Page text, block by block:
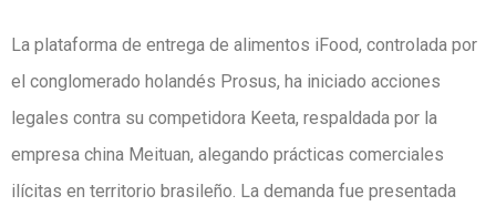
La plataforma de entrega de alimentos iFood, controlada por
el conglomerado holandés Prosus, ha iniciado acciones
legales contra su competidora Keeta, respaldada por la
empresa china Meituan, alegando prácticas comerciales
ilícitas en territorio brasileño. La demanda fue presentada